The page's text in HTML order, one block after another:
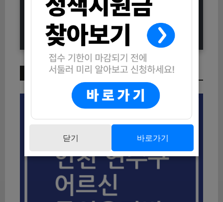
프로그램 참가자 모집 (신청방법과 자
격조건 총정리)
이번 주 인기 글
닫기 바로가기